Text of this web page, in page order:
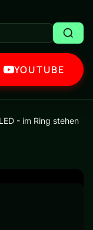
YOUTUBE
- im Ring stehen